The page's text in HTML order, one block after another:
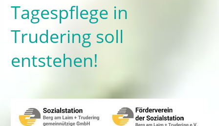
Tagespflege in
Trudering soll
entstehen!